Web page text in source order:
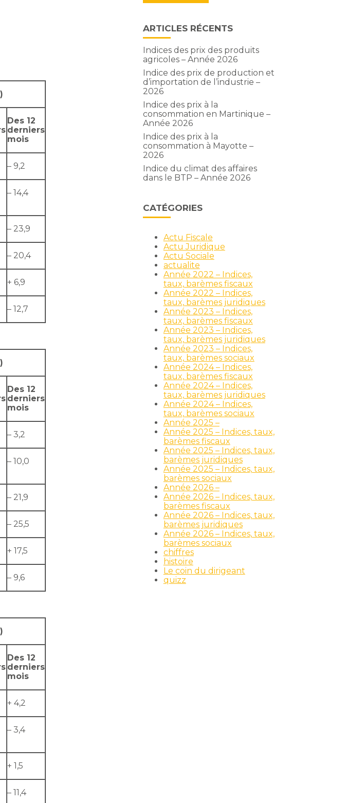
Des 12
derniers
mois
– 9,2
– 14,4
– 23,9
– 20,4
+ 6,9
– 12,7
Des 12
derniers
mois
– 3,2
– 10,0
– 21,9
– 25,5
+ 17,5
– 9,6
Des 12
derniers
mois
+ 4,2
– 3,4
+ 1,5
– 11,4
ARTICLES RÉCENTS
Indices des prix des produits
agricoles – Année 2026
Indice des prix de production et
d’importation de l’industrie –
2026
Indice des prix à la
consommation en Martinique –
Année 2026
Indice des prix à la
consommation à Mayotte –
2026
Indice du climat des affaires
dans le BTP – Année 2026
CATÉGORIES
Actu Fiscale
Actu Juridique
Actu Sociale
actualite
Année 2022 – Indices,
taux, barèmes fiscaux
Année 2022 – Indices,
taux, barèmes juridiques
Année 2023 – Indices,
taux, barèmes fiscaux
Année 2023 – Indices,
taux, barèmes juridiques
Année 2023 – Indices,
taux, barèmes sociaux
Année 2024 – Indices,
taux, barèmes fiscaux
Année 2024 – Indices,
taux, barèmes juridiques
Année 2024 – Indices,
taux, barèmes sociaux
Année 2025 –
Année 2025 – Indices, taux,
barèmes fiscaux
Année 2025 – Indices, taux,
barèmes juridiques
Année 2025 – Indices, taux,
barèmes sociaux
Année 2026 –
Année 2026 – Indices, taux,
barèmes fiscaux
Année 2026 – Indices, taux,
barèmes juridiques
Année 2026 – Indices, taux,
barèmes sociaux
chiffres
histoire
Le coin du dirigeant
quizz